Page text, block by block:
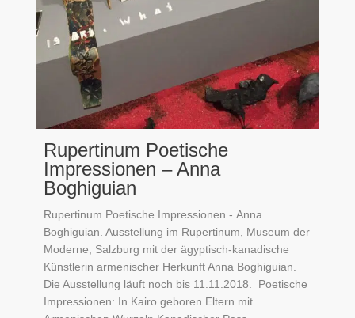
Rupertinum Poetische
Impressionen – Anna
Boghiguian
Rupertinum Poetische Impressionen - Anna
Boghiguian. Ausstellung im Rupertinum, Museum der
Moderne, Salzburg mit der ägyptisch-kanadische
Künstlerin armenischer Herkunft Anna Boghiguian.
Die Ausstellung läuft noch bis 11.11.2018. Poetische
Impressionen: In Kairo geboren Eltern mit